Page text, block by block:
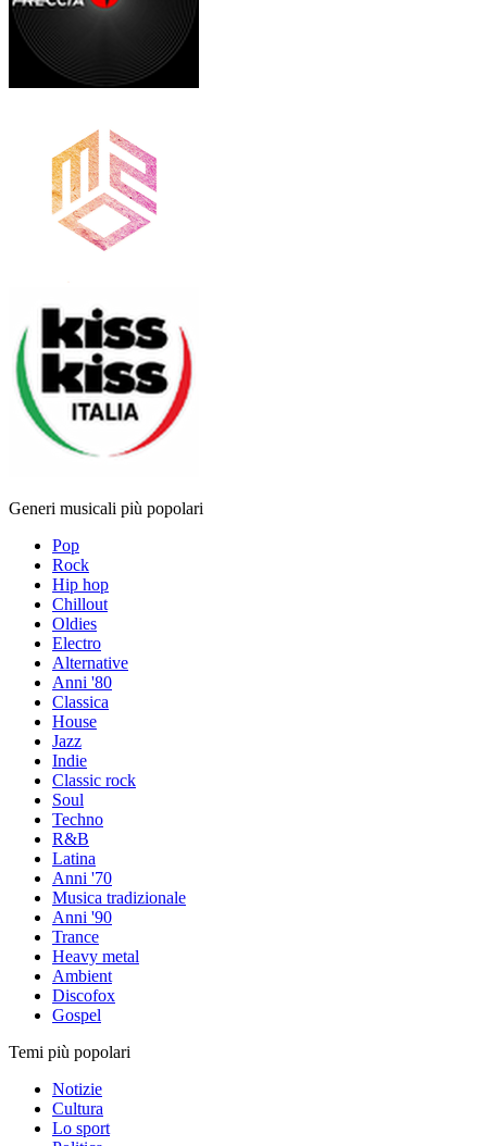
Generi musicali più popolari
Pop
Rock
Hip hop
Chillout
Oldies
Electro
Alternative
Anni '80
Classica
House
Jazz
Indie
Classic rock
Soul
Techno
R&B
Latina
Anni '70
Musica tradizionale
Anni '90
Trance
Heavy metal
Ambient
Discofox
Gospel
Temi più popolari
Notizie
Cultura
Lo sport